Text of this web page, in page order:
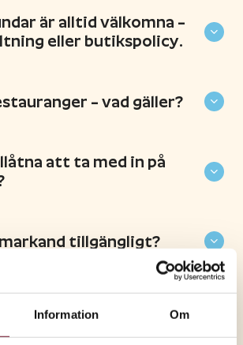
Information Om
är alltid välkomna –
eller butikspolicy.
– vad gäller?
att ta med in på
tillgängligt?
jag mina